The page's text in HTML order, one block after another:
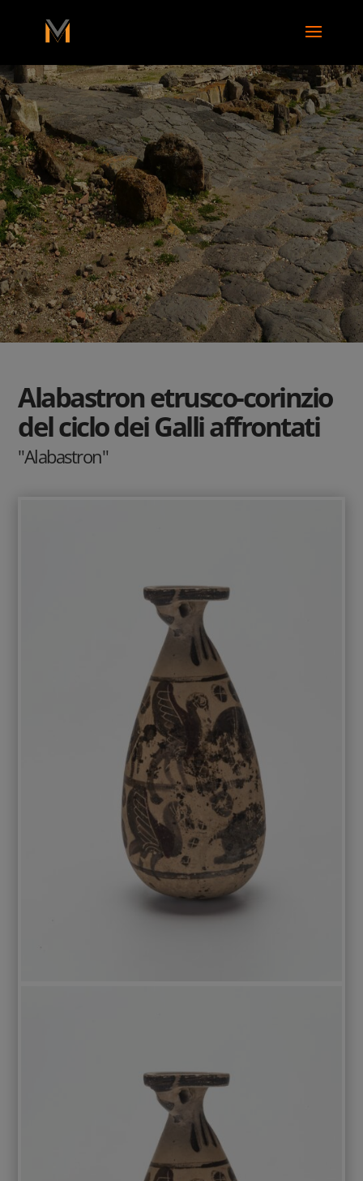
Alabastron etrusco-corinzio
del ciclo dei Galli affrontati
"Alabastron"